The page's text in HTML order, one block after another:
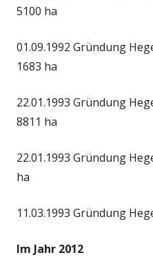
5100 ha
01.09.1992 Gründung
1683 ha
22.01.1993 Gründung
8811 ha
22.01.1993 Gründung
ha
11.03.1993 Gründung
Im Jahr 2012